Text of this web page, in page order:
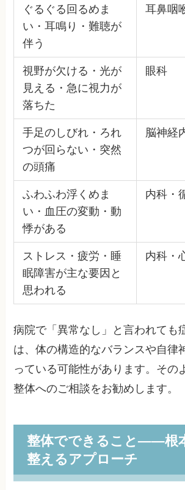
ぐるぐる回るめま
い・耳鳴り・難聴が
伴う
耳鼻咽
視野が欠ける・光が
見える・急に視力が
落ちた
眼科
手足のしびれ・ろれ
つが回らない・突然
の頭痛
脳神経
ふわふわ浮くめま
い・血圧の変動・動
悸がある
内科・
ストレス・疲労・睡
眠障害が主な要因と
思われる
内科・
病院で「異常なし」と言われても
は、体の構造的なバランスや自律
っている可能性があります。その
整体へのご相談をお勧めします。
整体でできること——根
整えるアプローチ